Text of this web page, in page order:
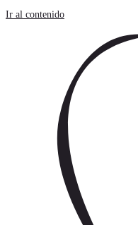
Panel de gestión de cookies
Ir al contenido